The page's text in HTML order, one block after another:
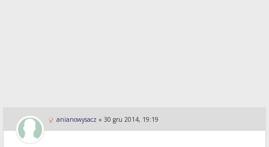
anianowysacz » 30 gru 2014, 19:19